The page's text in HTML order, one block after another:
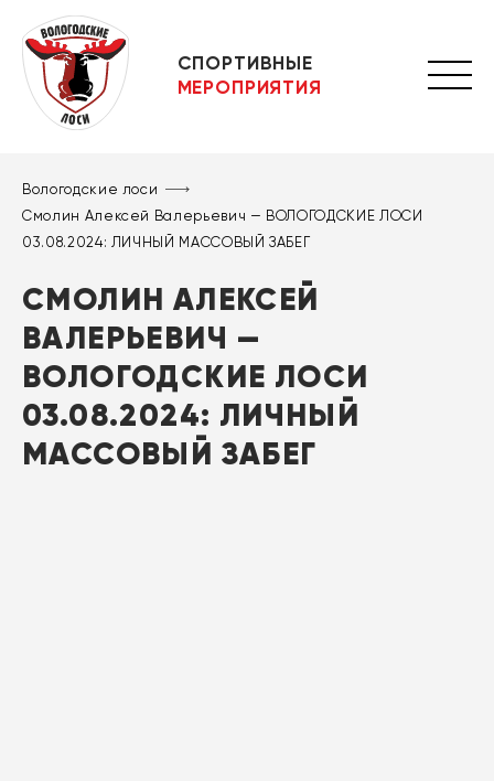
СПОРТИВНЫЕ
МЕРОПРИЯТИЯ
Вологодские лоси
Смолин Алексей Валерьевич — ВОЛОГОДСКИЕ ЛОСИ
03.08.2024: ЛИЧНЫЙ МАССОВЫЙ ЗАБЕГ
СМОЛИН АЛЕКСЕЙ
ВАЛЕРЬЕВИЧ —
ВОЛОГОДСКИЕ ЛОСИ
03.08.2024: ЛИЧНЫЙ
МАССОВЫЙ ЗАБЕГ